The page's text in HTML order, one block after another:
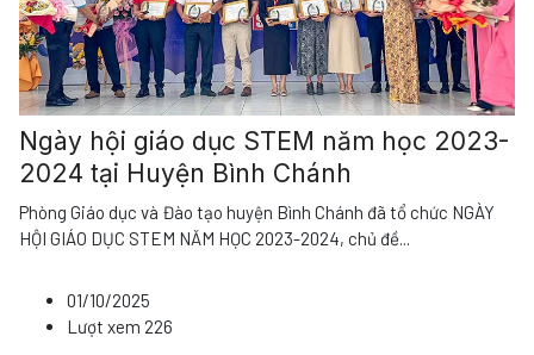
Ngày hội giáo dục STEM năm học 2023-
2024 tại Huyện Bình Chánh
Phòng Giáo dục và Đào tạo huyện Bình Chánh đã tổ chức NGÀY
HỘI GIÁO DỤC STEM NĂM HỌC 2023-2024, chủ đề...
01/10/2025
Lượt xem 226